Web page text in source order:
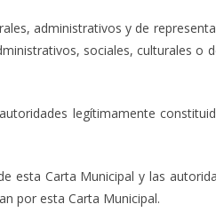
administrativos y de
sociales, culturales o
legítimamente
esta Carta Municipal y las
por esta Carta Municipal.